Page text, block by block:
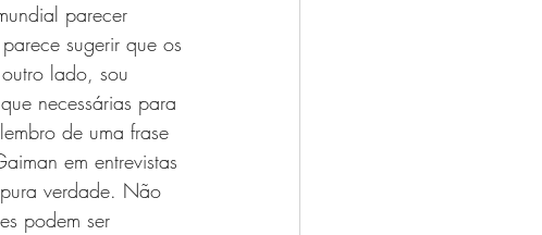
parecer
sugerir que os
lado, sou
necessárias para
de uma frase
em entrevistas
verdade. Não
podem ser